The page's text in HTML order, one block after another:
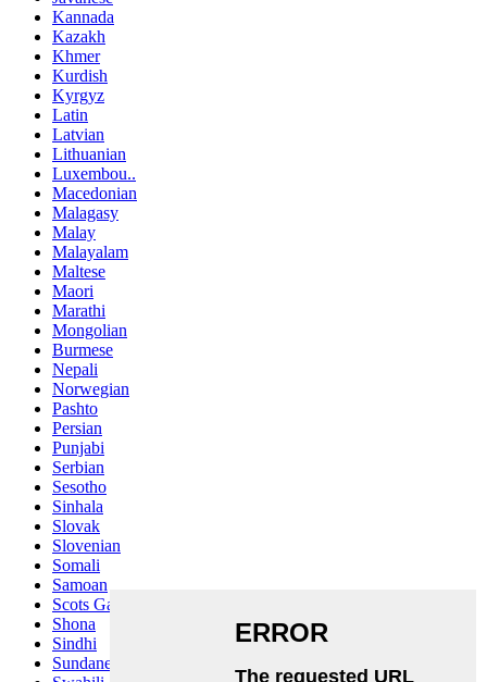
Kannada
Kazakh
Khmer
Kurdish
Kyrgyz
Latin
Latvian
Lithuanian
Luxembou..
Macedonian
Malagasy
Malay
Malayalam
Maltese
Maori
Marathi
Mongolian
Burmese
Nepali
Norwegian
Pashto
Persian
Punjabi
Serbian
Sesotho
Sinhala
Slovak
Slovenian
Somali
Samoan
Scots Gaelic
Shona
Sindhi
Sundanese